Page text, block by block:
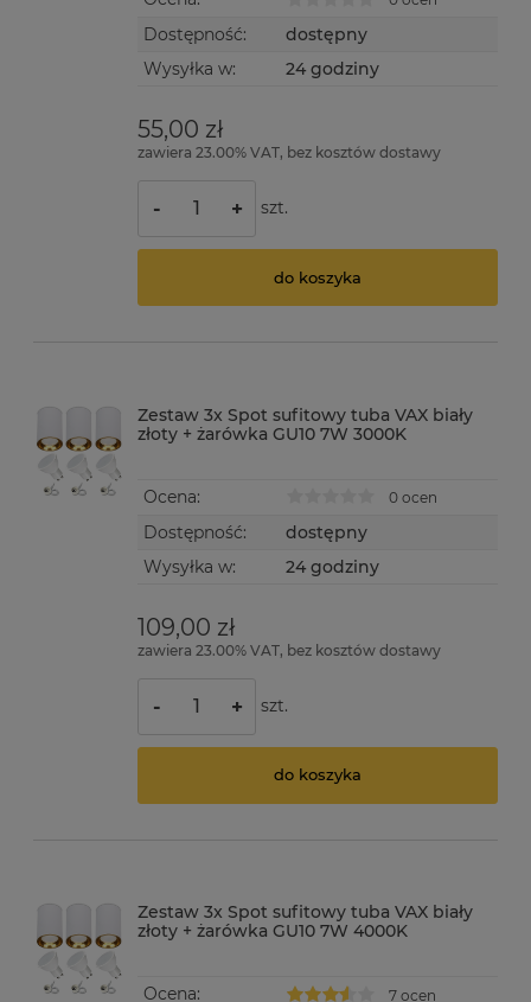
Dostępność:
dostępny
Wysyłka w:
24 godziny
55,00 zł
zawiera 23.00% VAT, bez kosztów dostawy
- + szt.
do koszyka
Zestaw 3x Spot sufitowy tuba VAX biały
złoty + żarówka GU10 7W 3000K
Ocena: 0 ocen
Dostępność:
dostępny
Wysyłka w:
24 godziny
109,00 zł
zawiera 23.00% VAT, bez kosztów dostawy
- + szt.
do koszyka
Zestaw 3x Spot sufitowy tuba VAX biały
złoty + żarówka GU10 7W 4000K
Ocena: 7 ocen